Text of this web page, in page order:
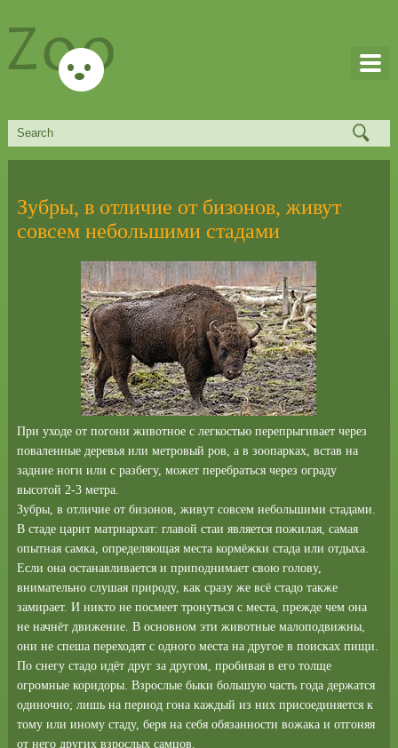
Зубры, в отличие от бизонов, живут
совсем небольшими стадами
При уходе от погони животное с легкостью перепрыгивает через
поваленные деревья или метровый ров, а в зоопарках, встав на
задние ноги или с разбегу, может перебраться через ограду
высотой 2-3 метра.
Зубры, в отличие от бизонов, живут совсем небольшими стадами.
В стаде царит матриархат: главой стаи является пожилая, самая
опытная самка, определяющая места кормёжки стада или отдыха.
Если она останавливается и приподнимает свою голову,
внимательно слушая природу, как сразу же всё стадо также
замирает. И никто не посмеет тронуться с места, прежде чем она
не начнёт движение. В основном эти животные малоподвижны,
они не спеша переходят с одного места на другое в поисках пищи.
По снегу стадо идёт друг за другом, пробивая в его толще
огромные коридоры. Взрослые быки большую часть года держатся
одиночно; лишь на период гона каждый из них присоединяется к
тому или иному стаду, беря на себя обязанности вожака и отгоняя
от него других взрослых самцов.